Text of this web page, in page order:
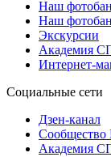
Наш
Наш
Экскурсии
Академия
Интернет-
Социальные сети
Дзен-канал
Сообщество
Академия